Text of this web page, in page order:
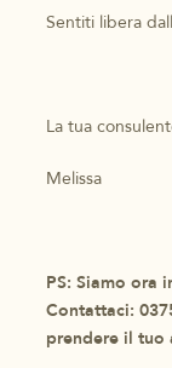
Sentiti libera
La tua
Melissa
PS: Siamo ora
Contattaci:
prendere il tuo